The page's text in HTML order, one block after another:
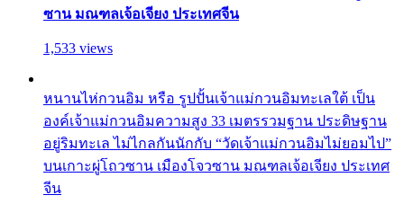
ซาน มณฑลเจ้อเจียง ประเทศจีน
1,533 views
หนานไห่กวนอิม หรือ รูปปั้นเจ้าแม่กวนอิมทะเลใต้ เป็น
องค์เจ้าแม่กวนอิมความสูง 33 เมตรรวมฐาน ประดิษฐาน
อยู่ริมทะเล ไม่ไกลกันนักกับ “วัดเจ้าแม่กวนอิมไม่ยอมไป”
บนเกาะผู่โถวซาน เมืองโจวซาน มณฑลเจ้อเจียง ประเทศ
จีน